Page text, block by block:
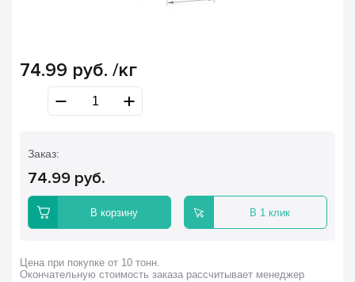
74.99 руб. /кг
Заказ:
74.99 руб.
В корзину В 1 клик
Цена при покупке от 10 тонн.
Окончательную стоимость заказа рассчитывает менеджер